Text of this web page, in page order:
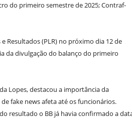
do primeiro semestre de 2025; Contraf-
Resultados (PLR) no próximo dia 12 de
da divulgação do balanço do primeiro
Lopes, destacou a importância da
fake news afeta até os funcionários.
resultado o BB já havia confirmado a